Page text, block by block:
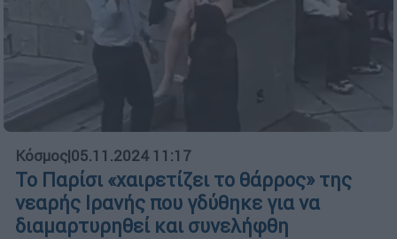
Κόσμος|05.11.2024 11:17
Το Παρίσι «χαιρετίζει το θάρρος» της
νεαρής Ιρανής που γδύθηκε για να
διαμαρτυρηθεί και συνελήφθη